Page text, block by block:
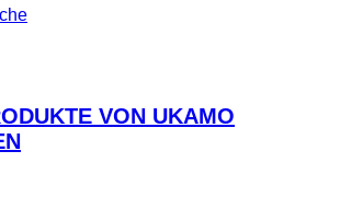
VON UKAMO